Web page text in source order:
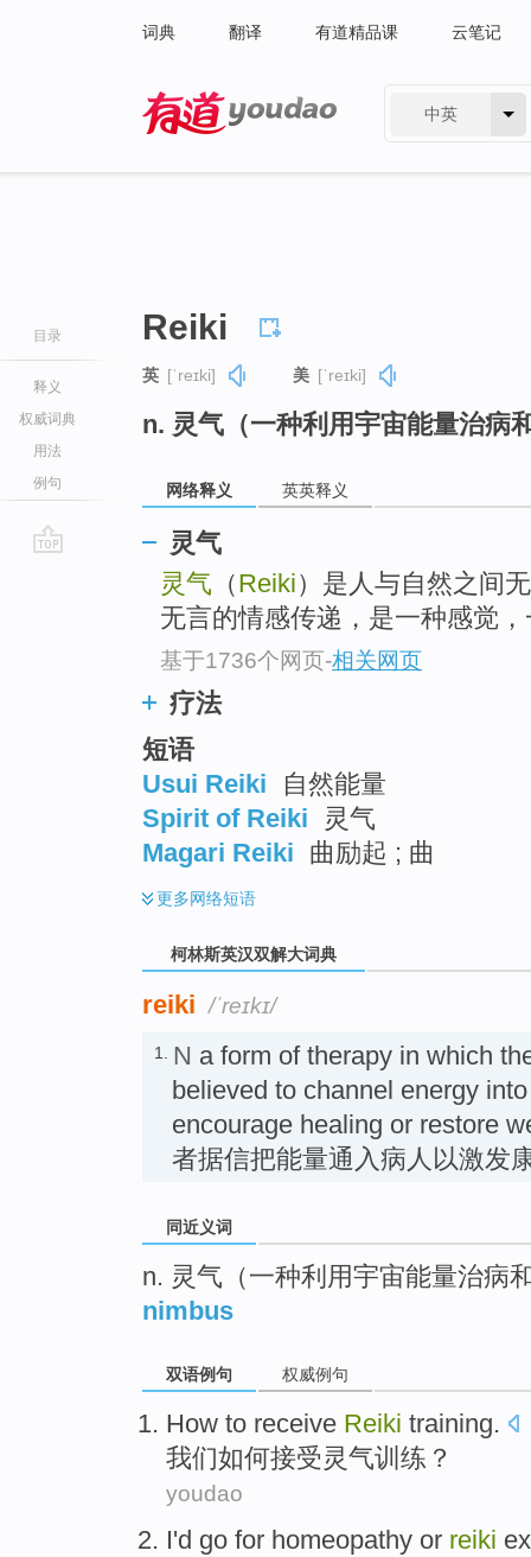
词典 翻译 有道精品课 云笔记
中英
目录
释义
权威词典
用法
例句
Reiki
英 [ˈreɪki] 美 [ˈreɪki]
n. 灵气（一种利用宇宙能量治病
网络释义 英英释义
灵气
灵气 （Reiki）是人与自然之间
无言的情感传递，是一种感觉
基于1736个网页-相关网页
疗法
短语
Usui Reiki
自然能量
Spirit of Reiki
灵气
Magari Reiki 曲励起 ; 曲
更多网络短语
柯林斯英汉双解大词典
reiki /ˈreɪkɪ/
1. N a form of therapy in which
believed to channel energy
encourage healing or restore
者据信把能量通入病人以激发
同近义词
n. 灵气（一种利用宇宙能量治病
nimbus
双语例句 权威例句
How to receive Reiki training.
我们如何接受灵气训练 ？
youdao
I'd go for homeopathy or reiki